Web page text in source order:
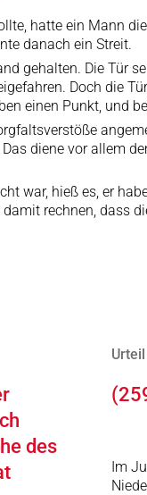
hatte ein Mann
danach ein Streit.
gehalten. Die Tür
Doch die
einen Punkt, und
diene vor allem
war, hieß es, er
rechnen, dass
des
Im